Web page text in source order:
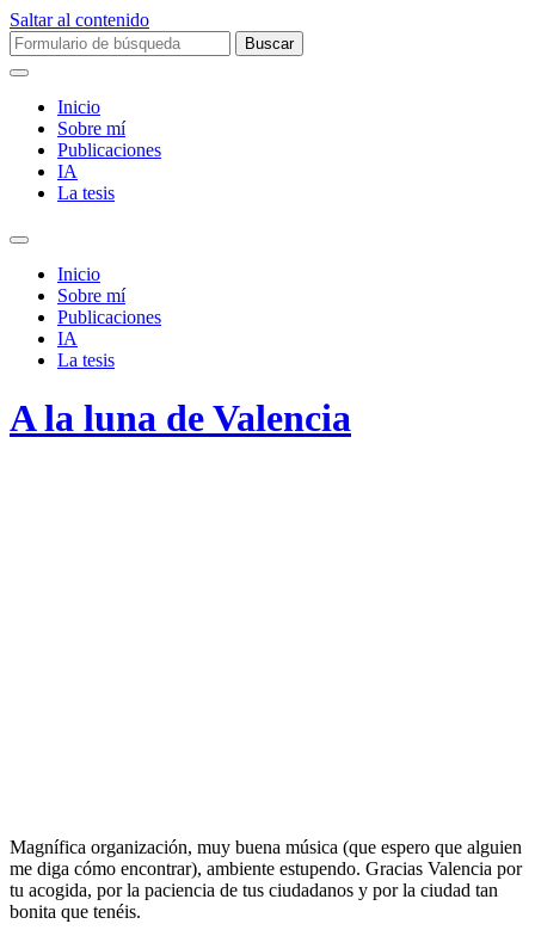
Saltar al contenido
Buscar:
Inicio
Sobre mí­
Publicaciones
IA
La tesis
Alternar
campo
búsqueda
Inicio
Sobre mí­
Publicaciones
IA
La tesis
A la luna de Valencia
Magnífica organización, muy buena música (que espero que alguien
me diga cómo encontrar), ambiente estupendo. Gracias Valencia por
tu acogida, por la paciencia de tus ciudadanos y por la ciudad tan
bonita que tenéis.